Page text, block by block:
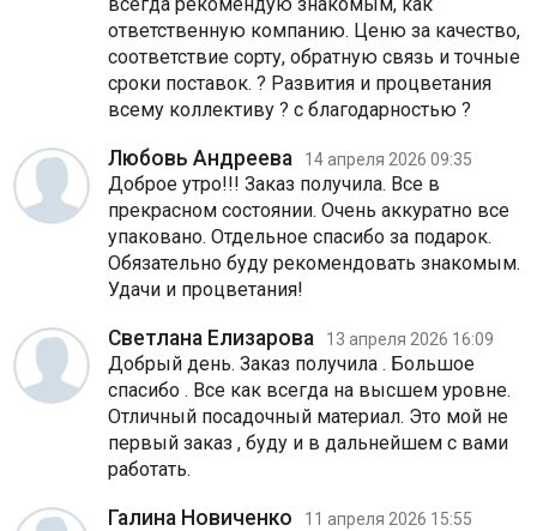
ответственную компанию. Ценю за качество,
соответствие сорту, обратную связь и точные
сроки поставок. ? Развития и процветания
всему коллективу ? с благодарностью ?
Любовь Андреева 14 апреля 2026 09:35
Доброе утро!!! Заказ получила. Все в
прекрасном состоянии. Очень аккуратно все
упаковано. Отдельное спасибо за подарок.
Обязательно буду рекомендовать знакомым.
Удачи и процветания!
Светлана Елизарова 13 апреля 2026 16:09
Добрый день. Заказ получила . Большое
спасибо . Все как всегда на высшем уровне.
Отличный посадочный материал. Это мой не
первый заказ , буду и в дальнейшем с вами
работать.
Галина Новиченко 11 апреля 2026 15:55